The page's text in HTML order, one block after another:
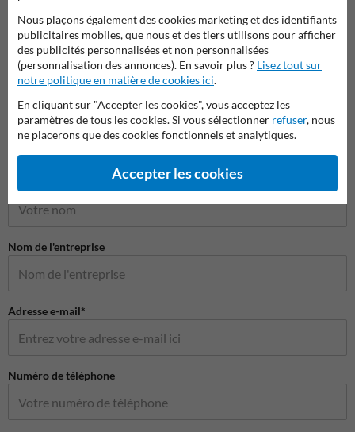
Placement et montage
Placement et montage
Poser votre question à ProtectionIndustrielle.be
Nom de l'entreprise
Adresse e-mail*
Numéro de téléphone
Nous plaçons également des cookies marketing et des identifiants
publicitaires mobiles, que nous et des tiers utilisons pour afficher
des publicités personnalisées et non personnalisées
(personnalisation des annonces). En savoir plus ? Lisez tout sur
notre politique en matière de cookies ici.
En cliquant sur "Accepter les cookies", vous acceptez les
paramètres de tous les cookies. Si vous sélectionner refuser, nous
ne placerons que des cookies fonctionnels et analytiques.
Accepter les cookies